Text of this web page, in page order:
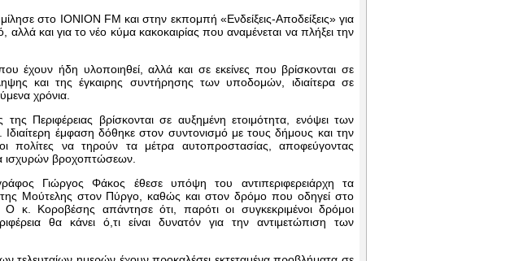
στο IONION FM και στην εκπομπή «Ενδείξεις-Αποδείξεις» για
και για το νέο κύμα κακοκαιρίας που αναμένεται να πλήξει την
έχουν ήδη υλοποιηθεί, αλλά και σε εκείνες που βρίσκονται σε
και της έγκαιρης συντήρησης των υποδομών, ιδιαίτερα σε
χρόνια.
Περιφέρειας βρίσκονται σε αυξημένη ετοιμότητα, ενόψει των
έμφαση δόθηκε στον συντονισμό με τους δήμους και την
πολίτες να τηρούν τα μέτρα αυτοπροστασίας, αποφεύγοντας
ισχυρών βροχοπτώσεων.
Γιώργος Φάκος έθεσε υπόψη του αντιπεριφερειάρχη τα
Μούτελης στον Πύργο, καθώς και στον δρόμο που οδηγεί στο
κ. Κοροβέσης απάντησε ότι, παρότι οι συγκεκριμένοι δρόμοι
θα κάνει ό,τι είναι δυνατόν για την αντιμετώπιση των